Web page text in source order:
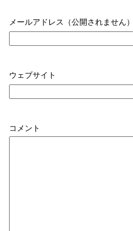
メールアドレス（公開されません）
ウェブサイト
コメント